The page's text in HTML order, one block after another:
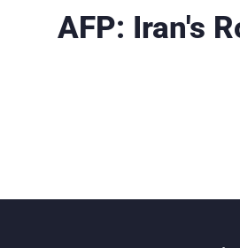
AFP: Iran's